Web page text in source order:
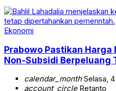
Ekonomi
Prabowo Pastikan Harga
Non-Subsidi Berpeluang
calendar_monthSelasa,
account_circleRetanto